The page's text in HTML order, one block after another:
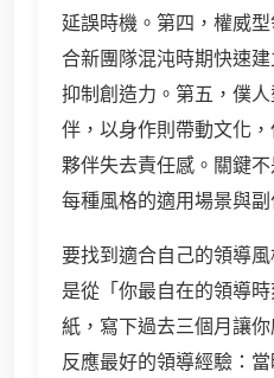
延誤時機。第四，權威
合新團隊混沌時期快速
抑制創造力。第五，僕
伴，以身作則帶動文化
夥伴失去責任感。關鍵
每種風格的適用場景與副
要找到適合自己的領導
是從「你最自在的領導
紙，寫下過去三個月讓
反應最好的領導經驗：